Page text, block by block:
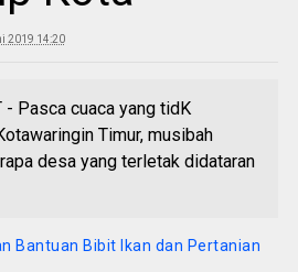
2019 14:20
Pasca cuaca yang tidK
Timur, musibah
desa yang terletak didataran
Bantuan Bibit Ikan dan Pertanian